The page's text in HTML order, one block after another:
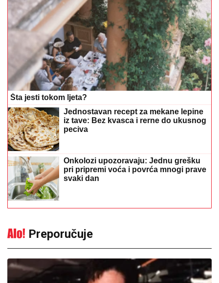
Šta jesti tokom ljeta?
Jednostavan recept za mekane lepine
iz tave: Bez kvasca i rerne do ukusnog
peciva
Onkolozi upozoravaju: Jednu grešku
pri pripremi voća i povrća mnogi prave
svaki dan
Preporučuje